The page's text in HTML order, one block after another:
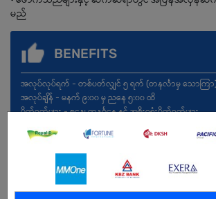
မည်
BENEFITS
အလုပ်လုပ်ရက် - တစ်ပတ်လျှင် ၅ ရက် (တနင်္လာမှ သောကြာ
အလုပ်ချိန် - မနက် ၉:၀၀ မှ ညနေ ၅:၀၀ ထိ
ပိတ်ရက်များ - စနေ၊ တနင်္ဂနွေ နှင့် အစိုးရရုံးပိတ်ရက်များ